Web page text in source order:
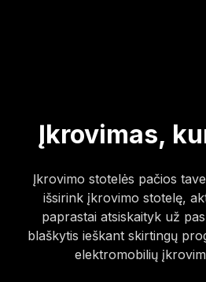
Įkrovimas,
Įkrovimo stotelės pačios
išsirink įkrovimo stotelę,
paprastai atsiskaityk už
blaškytis ieškant skirtingų
elektromobilių